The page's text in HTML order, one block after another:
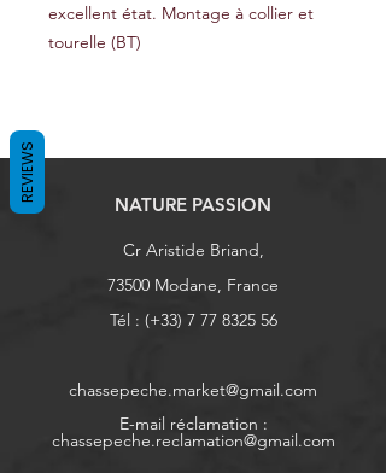
excellent état. Montage à collier et
tourelle (BT)
NATURE PASSION
Cr Aristide Briand,
73500 Modane, France
Tél : (+33) 7 77 8325 56
chassepeche.market@gmail.com
E-mail réclamation :
chassepeche.reclamation@gmail.com
REVIEWS